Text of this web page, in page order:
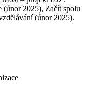
(únor 2025), Začít spolu
(únor 2025).